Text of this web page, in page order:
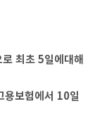
최초 5일에대해
용보험에서 10일